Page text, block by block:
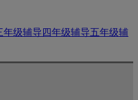
年级辅导 四年级辅导五年级辅